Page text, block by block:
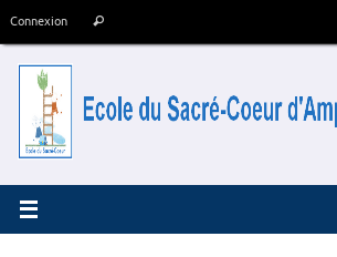
Connexion Rechercher